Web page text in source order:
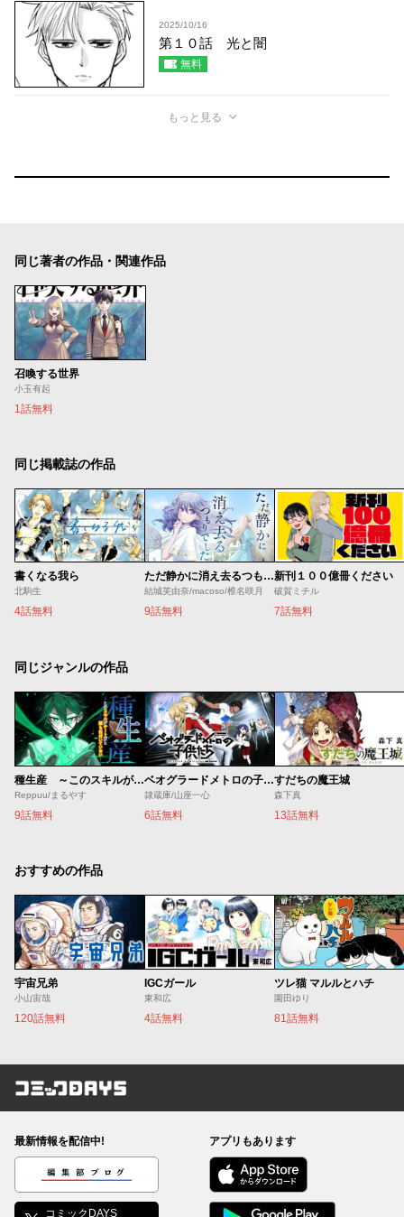
2025/10/16
第１０話 光と闇
無料
もっと見る
同じ著者の作品・関連作品
召喚する世界
小玉有起
1話無料
同じ掲載誌の作品
書くなる我ら
北駒生
4話無料
ただ静かに消え去るつもりでした
結城芙由奈/macoso/椎名咲月
9話無料
新刊１００億冊ください
破賀ミチル
7話無料
同じジャンルの作品
種生産 ～このスキルがチートだとまだ誰も気付いていない～
Reppuu/まるやす
9話無料
ベオグラードメトロの子供たち
隷蔵庫/山座一心
6話無料
すだちの魔王城
森下真
13話無料
おすすめの作品
宇宙兄弟
小山宙哉
120話無料
IGCガール
東和広
4話無料
ツレ猫 マルルとハチ
園田ゆり
81話無料
コミックDAYS
最新情報を配信中!
編集部ブログ
コミックDAYS
アプリもあります